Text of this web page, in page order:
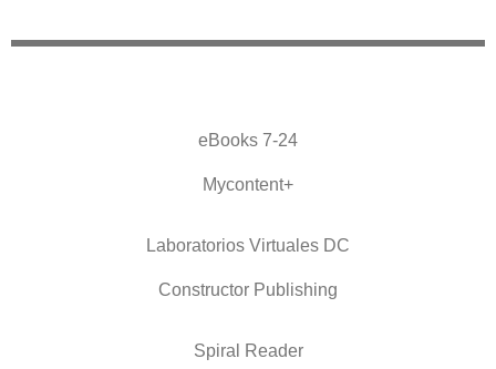
eBooks 7-24
Mycontent+
Laboratorios Virtuales DC
Constructor Publishing
Spiral Reader